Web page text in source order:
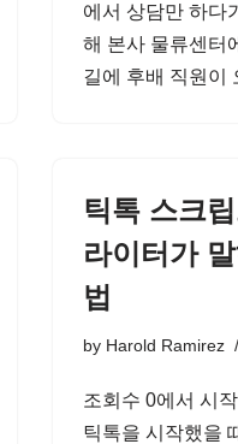
에서 상담만 하다
해 본사 물류센터
길에 후배 직원이
틱톡 스크
라이터가
법
by Harold Ramirez
조회수 0에서 시
틱톡을 시작했을